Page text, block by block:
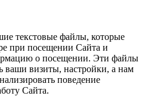
текстовые файлы, которые
при посещении Сайта и
о посещении. Эти файлы
ваши визиты, настройки, а нам
поведение
Сайта.